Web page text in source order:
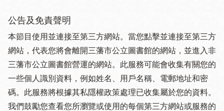
公告及免責聲明
本節目使用並連接至第三方網站。當您點擊並連接至第三方
網站，代表您將會離開三藩市公立圖書館的網站，並進入非
三藩市公立圖書館營運的網站。此服務可能會收集有關您的
一些個人識別資料，例如姓名、用戶名稱、電郵地址和密
碼。此服務將根據其私隱權政策處理已收集屬於您的資料。
我們鼓勵您查看您所瀏覽或使用的每個第三方網站或服務的